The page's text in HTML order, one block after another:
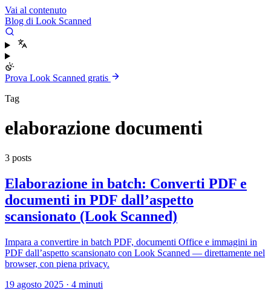
Vai al contenuto
Blog di Look Scanned
Prova Look Scanned gratis
Tag
elaborazione documenti
3 posts
Elaborazione in batch: Converti PDF e
documenti in PDF dall’aspetto
scansionato (Look Scanned)
Impara a convertire in batch PDF, documenti Office e immagini in
PDF dall’aspetto scansionato con Look Scanned — direttamente nel
browser, con piena privacy.
19 agosto 2025 · 4 minuti